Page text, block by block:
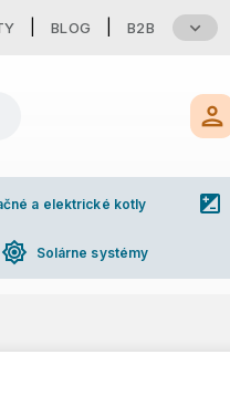
BLOG B2B
a elektrické kotly iso
brightness_high Solárne systémy